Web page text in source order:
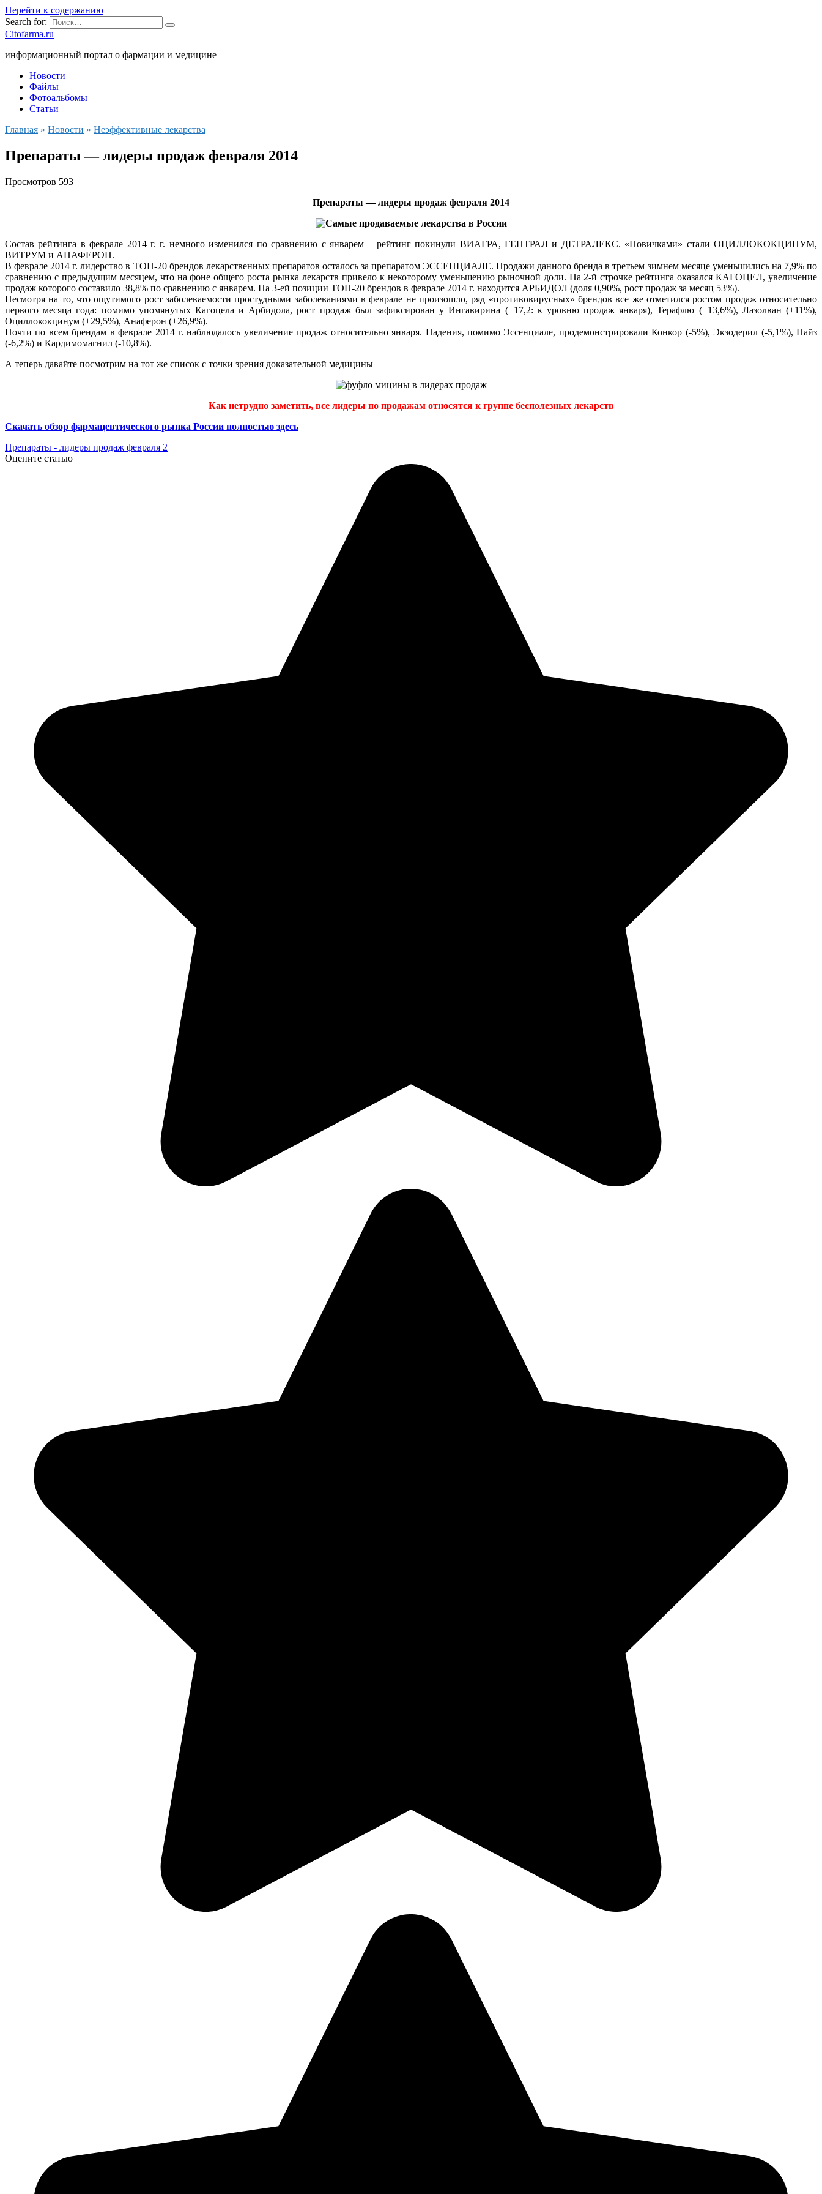
Перейти к содержанию
Search for:
Citofarma.ru
информационный портал о фармации и медицине
Новости
Файлы
Фотоальбомы
Статьи
Главная » Новости » Неэффективные лекарства
Препараты — лидеры продаж февраля 2014
Просмотров 593
Препараты — лидеры продаж февраля 2014
Состав рейтинга в феврале 2014 г. г. немного изменился по сравнению с январем – рейтинг покинули ВИАГРА, ГЕПТРАЛ и ДЕТРАЛЕКС. «Новичками» стали ОЦИЛЛОКОКЦИНУМ,
ВИТРУМ и АНАФЕРОН.
В феврале 2014 г. лидерство в ТОП-20 брендов лекарственных препаратов осталось за препаратом ЭССЕНЦИАЛЕ. Продажи данного бренда в третьем зимнем месяце уменьшились на 7,9% по
сравнению с предыдущим месяцем, что на фоне общего роста рынка лекарств привело к некоторому уменьшению рыночной доли. На 2-й строчке рейтинга оказался КАГОЦЕЛ, увеличение
продаж которого составило 38,8% по сравнению с январем. На 3-ей позиции ТОП-20 брендов в феврале 2014 г. находится АРБИДОЛ (доля 0,90%, рост продаж за месяц 53%).
Несмотря на то, что ощутимого рост заболеваемости простудными заболеваниями в феврале не произошло, ряд «противовирусных» брендов все же отметился ростом продаж относительно
первого месяца года: помимо упомянутых Кагоцела и Арбидола, рост продаж был зафиксирован у Ингавирина (+17,2: к уровню продаж января), Терафлю (+13,6%), Лазолван (+11%),
Оциллококцинум (+29,5%), Анаферон (+26,9%).
Почти по всем брендам в феврале 2014 г. наблюдалось увеличение продаж относительно января. Падения, помимо Эссенциале, продемонстрировали Конкор (-5%), Экзодерил (-5,1%), Найз
(-6,2%) и Кардимомагнил (-10,8%).
А теперь давайте посмотрим на тот же список с точки зрения доказательной медицины
Как нетрудно заметить, все лидеры по продажам относятся к группе бесполезных лекарств
Скачать обзор фармацевтического рынка России полностью здесь
Препараты - лидеры продаж февраля 2
Оцените статью